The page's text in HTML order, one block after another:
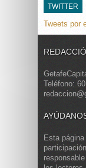
TWITTER
Tweets por
Teléfono:
Esta